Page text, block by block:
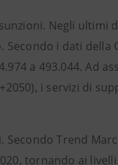
Negli
i dati
a 493.044. Ad
i servizi di
Secondo Trend
tornando ai